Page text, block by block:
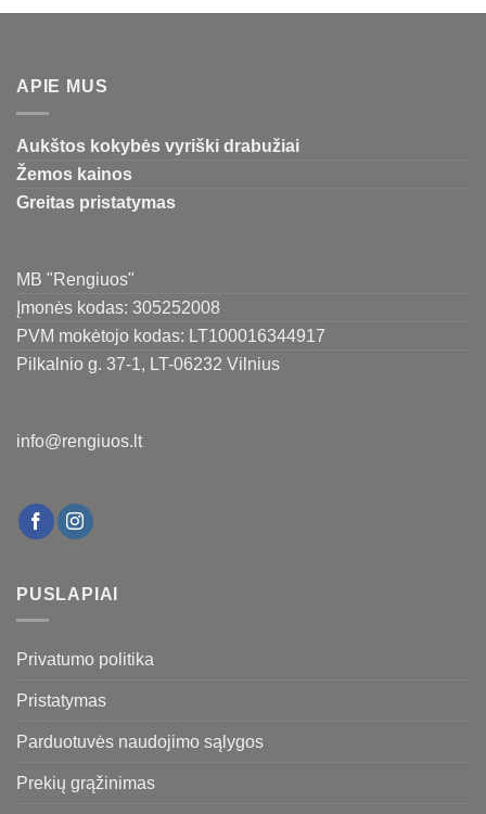
APIE MUS
Aukštos kokybės vyriški drabužiai
Žemos kainos
Greitas pristatymas
MB "Rengiuos"
Įmonės kodas: 305252008
PVM mokėtojo kodas: LT100016344917
Pilkalnio g. 37-1, LT-06232 Vilnius
info@rengiuos.lt
PUSLAPIAI
Privatumo politika
Pristatymas
Parduotuvės naudojimo sąlygos
Prekių grąžinimas